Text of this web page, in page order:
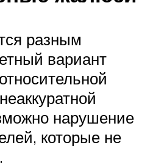
разным
вариант
нарушение
которые не